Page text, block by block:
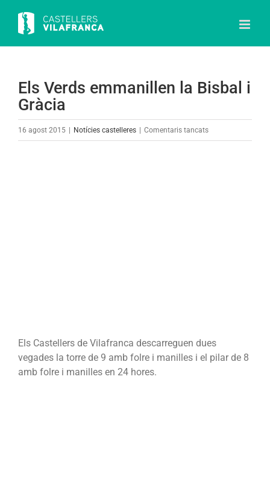
content
Els Verds emmanillen la Bisbal i
Gràcia
16 agost 2015 Notícies castelleres Comentaris tancatsa
Els Castellers de Vilafranca descarreguen dues
vegades la torre de 9 amb folre i manilles i el pilar de 8
amb folre i manilles en 24 hores.